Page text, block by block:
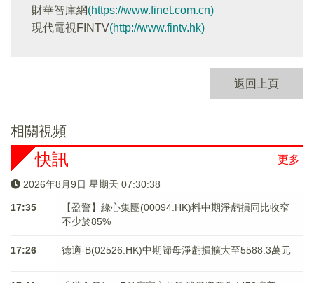
財華智庫網(https://www.finet.com.cn)
現代電視FINTV(http://www.fintv.hk)
返回上頁
相關視頻
更多
快訊
2026年8月9日 星期天 07:30:39
17:35
【盈警】綠心集團(00094.HK)料中期淨虧損同比收窄
不少於85%
17:26 德適-B(02526.HK)中期歸母淨虧損擴大至5588.3萬元